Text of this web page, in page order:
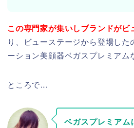
この専門家が集いしブランドがビ
り、ビューステージから登場した
ーション美顔器ベガスプレミアム
ところで…
ベガスプレミアム